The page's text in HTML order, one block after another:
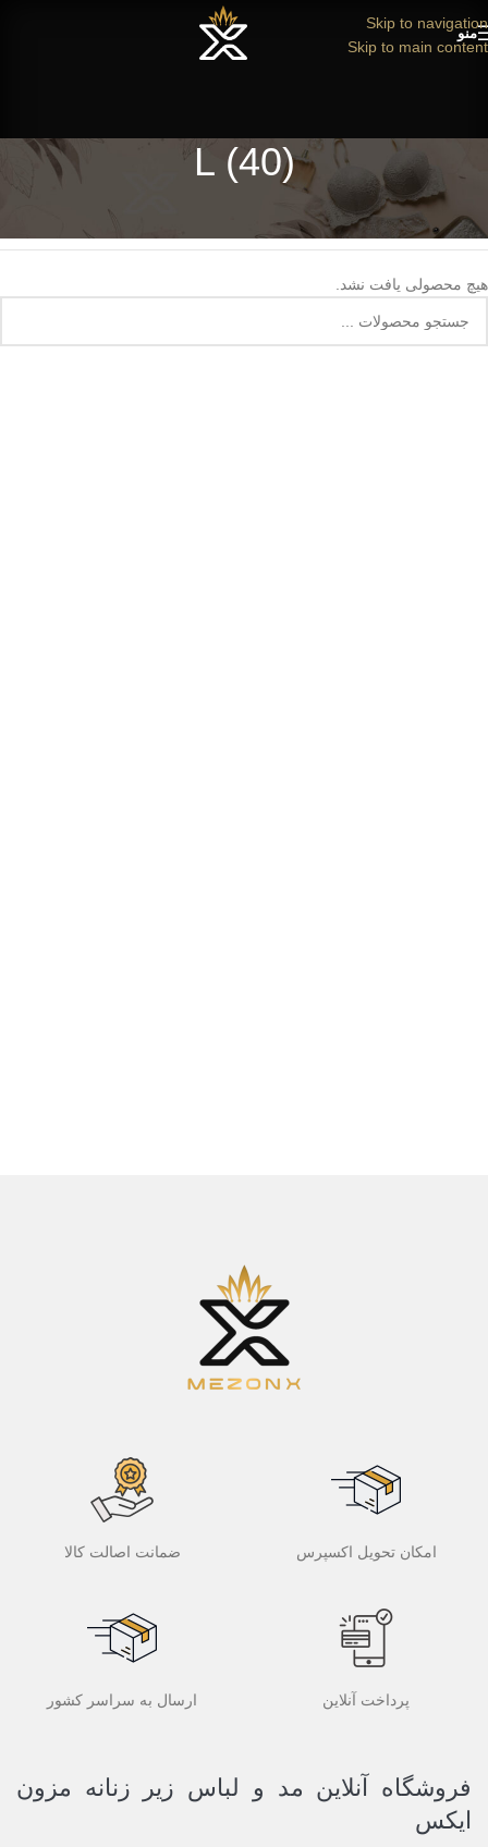
Skip to navigation
Skip to main content
منو
L (40)
خانه/محصول سایز L (40)
هیچ محصولی یافت نشد.
امکان تحویل اکسپرس ضمانت اصالت کالا
پرداخت آنلاین ارسال به سراسر کشور
فروشگاه آنلاین مد و لباس زیر زنانه مزون
ایکس